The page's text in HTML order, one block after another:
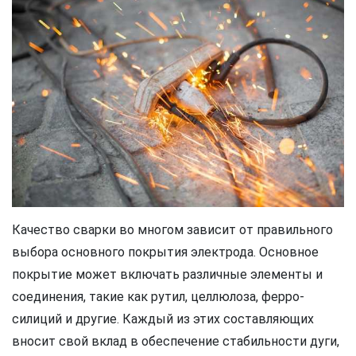
Качество сварки во многом зависит от правильного
выбора основного покрытия электрода. Основное
покрытие может включать различные элементы и
соединения, такие как рутил, целлюлоза, ферро-
силиций и другие. Каждый из этих составляющих
вносит свой вклад в обеспечение стабильности дуги,